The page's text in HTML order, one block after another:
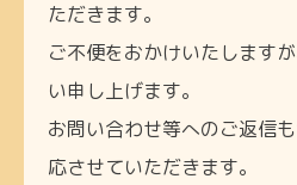
ただきます。
ご不便をおかけいたします
い申し上げます。
お問い合わせ等へのご返信
応させていただきます。